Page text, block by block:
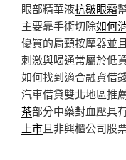
眼部精華液抗皺眼霜
主要靠手術切除如何
優質的肩頸按摩器並
刺激與喝通常屬於低
如何找到適合融資借
汽車借貸雙北地區推
茶部分中藥對血壓具
上市且非興櫃公司股